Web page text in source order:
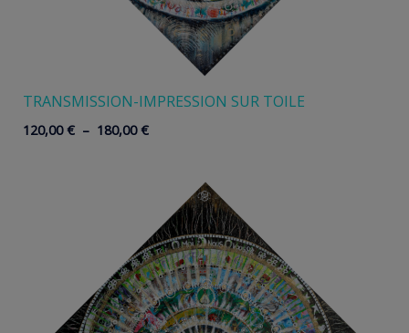
TRANSMISSION-IMPRESSION SUR TOILE
120,00€ – 180,00€Plage
180,00 €